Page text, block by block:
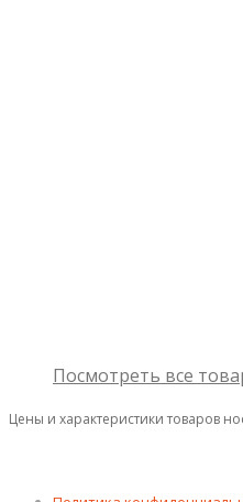
Посмотреть все
Цены и характеристики товаров